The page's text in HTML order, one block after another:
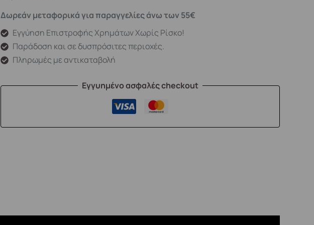
Δωρεάν μεταφορικά για παραγγελίες άνω των 55€
Εγγύηση Επιστροφής Χρημάτων Χωρίς Ρίσκο!
Παράδοση και σε δυσπρόσιτες περιοχές.
Πληρωμές με αντικαταβολή
Εγγυημένο ασφαλές checkout